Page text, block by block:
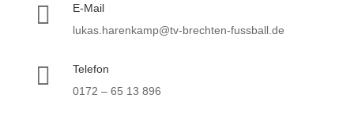

E-Mail
lukas.harenkamp@tv-brechten-fussball.de

Telefon
0172 – 65 13 896